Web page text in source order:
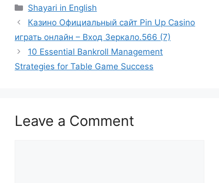
Categories
Shayari in English
Казино Официальный сайт Pin Up Casino
играть онлайн – Вход Зеркало.566 (7)
10 Essential Bankroll Management
Strategies for Table Game Success
Leave a Comment